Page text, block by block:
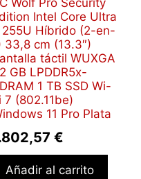
Wolf Pro Security
Intel Core Ultra
255U Híbrido (2-en-
33,8 cm (13.3″)
táctil WUXGA
GB LPDDR5x-
1 TB SSD Wi-
7 (802.11be)
11 Pro Plata
€
Añadir al carrito